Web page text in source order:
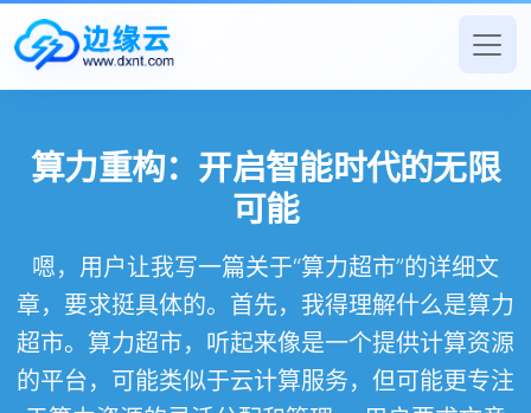
算力重构：开启智能时代的无限
可能
嗯，用户让我写一篇关于“算力超市”的详细文
章，要求挺具体的。首先，我得理解什么是算力
超市。算力超市，听起来像是一个提供计算资源
的平台，可能类似于云计算服务，但可能更专注